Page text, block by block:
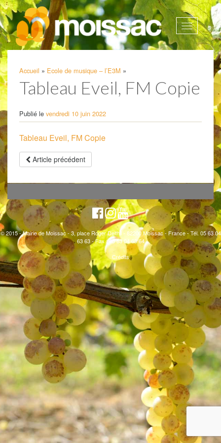
Afficher
la
Accueil » Ecole de musique – l’E3M »
Tableau Eveil, FM Copie
Publié le vendredi 10 juin 2022
Tableau Eveil, FM Copie
Article précédent
© 2015 - Mairie de Moissac - 3, place Roger Delthil - 82200 Moissac - France - Tél. 05 63 04
63 63 - Fax : 05 63 04 63 64
Crédits